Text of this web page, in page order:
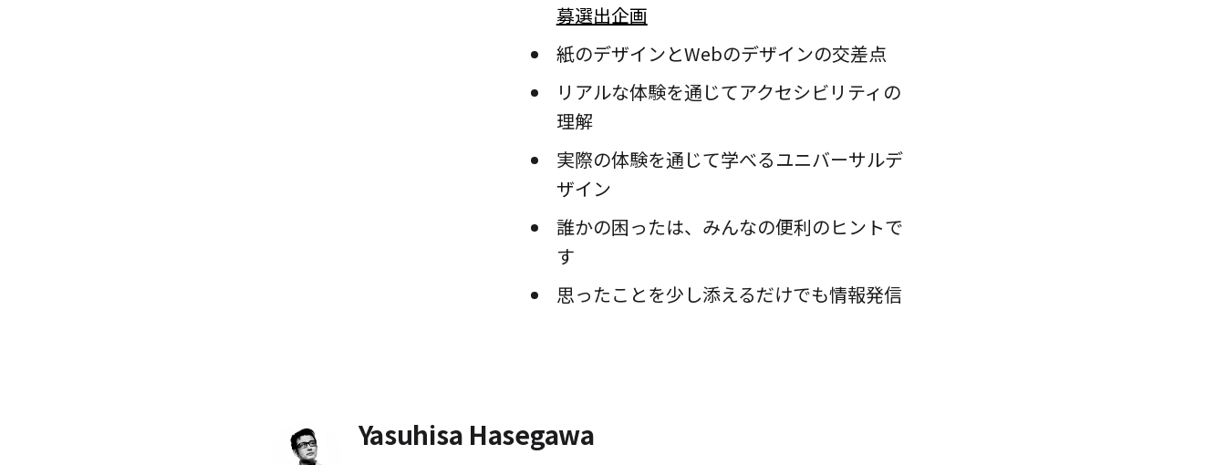
募選出企画
紙のデザインとWebのデザインの交差点
リアルな体験を通じてアクセシビリティの
理解
実際の体験を通じて学べるユニバーサルデ
ザイン
誰かの困ったは、みんなの便利のヒントで
す
思ったことを少し添えるだけでも情報発信
Yasuhisa Hasegawa